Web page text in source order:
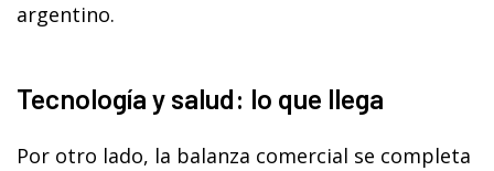
argentino.
Tecnología y salud: lo que llega
Por otro lado, la balanza comercial se completa